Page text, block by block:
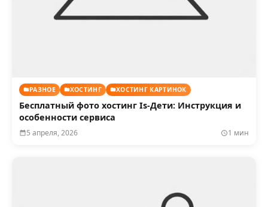
РАЗНОЕ ХОСТИНГ ХОСТИНГ КАРТИНОК
Бесплатный фото хостинг Is-Дети: Инструкция и
особенности сервиса
5 апреля, 2026 1 мин